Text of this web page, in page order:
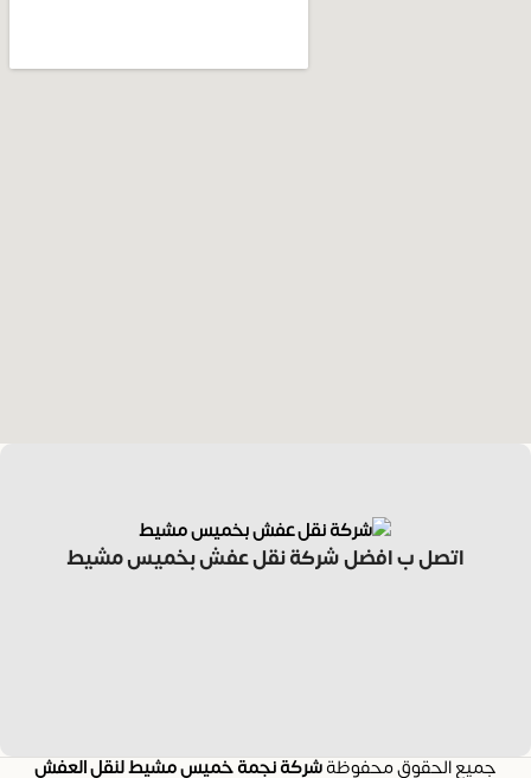
اتصل ب افضل شركة نقل عفش بخميس مشيط
جميع الحقوق محفوظةشركة نجمة خميس مشيط لنقل العفش